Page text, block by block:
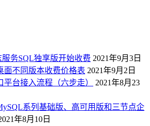
服务SQL独享版开始收费 2021年9月3日
面不同版本收费价格表 2021年9月2日
平台接入流程（六步走）
2021年8月23
系列基础版、高可用版和三节点企
年8月10日